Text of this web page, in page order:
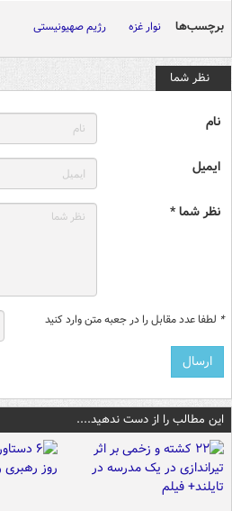
برچسب‌ها نوار غزه رژیم صهیونیستی
نظر شما
نام
ایمیل
نظر شما *
* لطفا عدد مقابل را در جعبه متن وارد کنید
این مطالب را از دست ندهید....